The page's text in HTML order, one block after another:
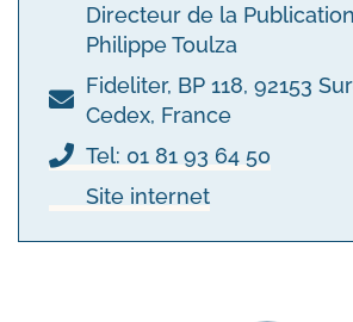
Directeur de la
Philippe Toulza
Fideliter, BP 118, 92153
Cedex, France
Tel: 01 81 93 64 50
Site internet